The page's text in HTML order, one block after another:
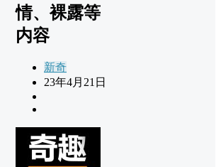
情、裸露等
内容
新奇
23年4月21日